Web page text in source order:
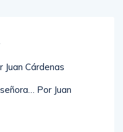
Juan Cárdenas
Por Juan